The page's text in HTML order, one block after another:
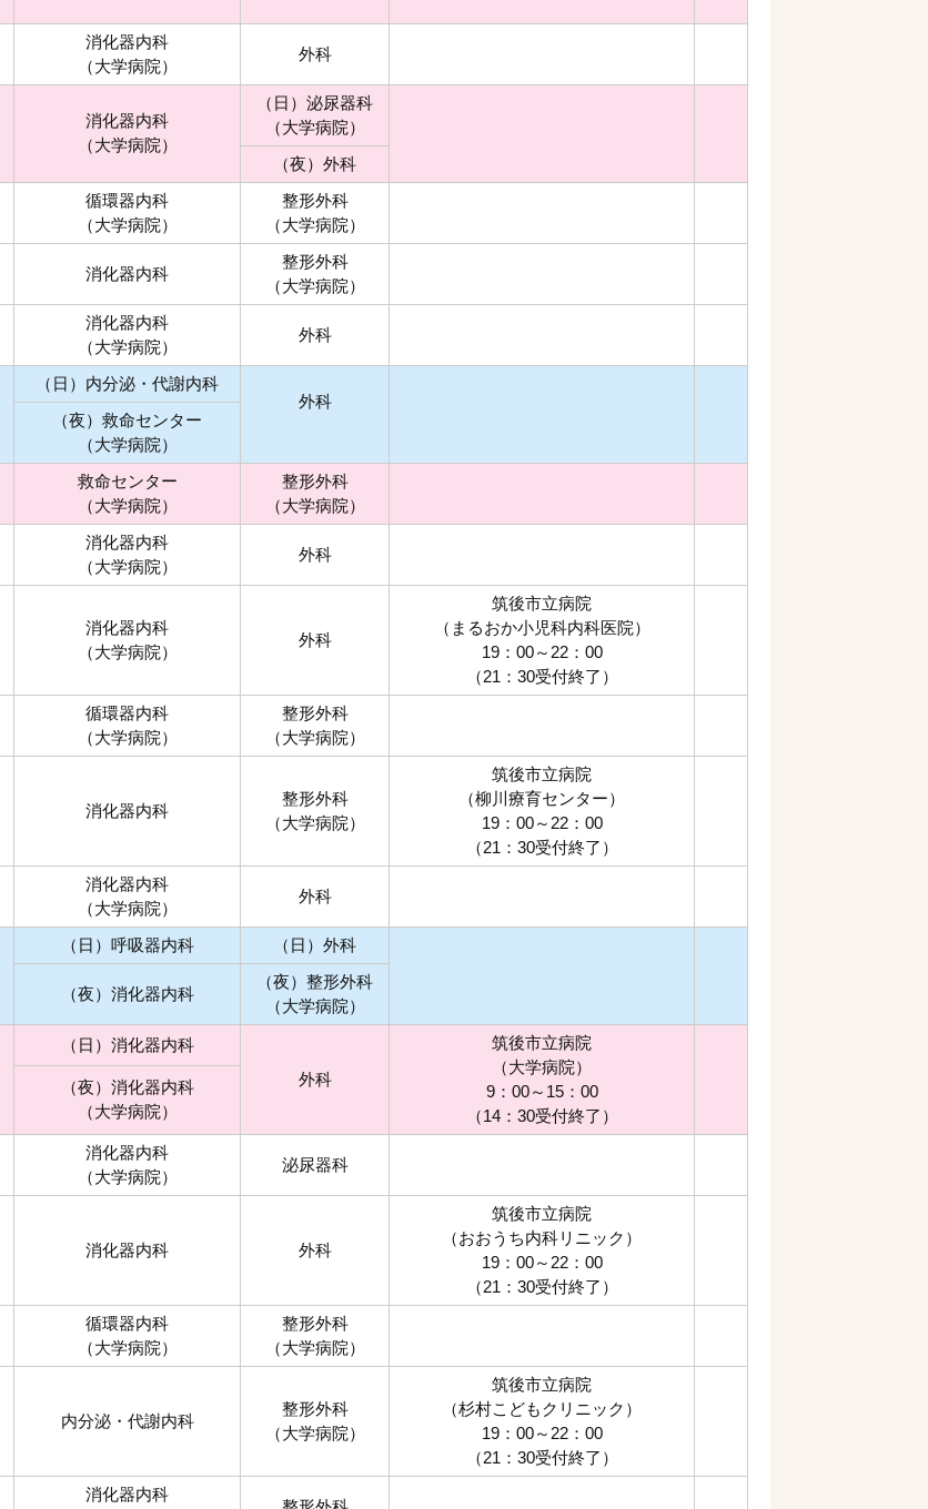
消化器内科
（大学病院）
外科
消化器内科
（大学病院）
（日）泌尿器科
（大学病院）
（夜）外科
循環器内科
（大学病院）
整形外科
（大学病院）
消化器内科
整形外科
（大学病院）
消化器内科
（大学病院）
外科
（日） 内分泌・代謝内科
外科
（夜）救命センター
（大学病院）
救命センター
（大学病院）
整形外科
（大学病院）
消化器内科
（大学病院）
外科
消化器内科
（大学病院）
外科
筑後市立病院
（まるおか小児科内科医院）
19：00～22：00
（21：30受付終了）
循環器内科
（大学病院）
整形外科
（大学病院）
消化器内科
整形外科
（大学病院）
筑後市立病院
（柳川療育センター）
19：00～22：00
（21：30受付終了）
消化器内科
（大学病院）
外科
（日）呼吸器内科 （日）外科
（夜）消化器内科
（夜）整形外科
（大学病院）
（日）消化器内科
外科
筑後市立病院
（大学病院）
9：00～15：00
（14：30受付終了）
（夜）消化器内科
（大学病院）
消化器内科
（大学病院）
泌尿器科
消化器内科 外科
筑後市立病院
（おおうち内科リニック）
19：00～22：00
（21：30受付終了）
循環器内科
（大学病院）
整形外科
（大学病院）
内分泌・代謝内科
整形外科
（大学病院）
筑後市立病院
（杉村こどもクリニック）
19：00～22：00
（21：30受付終了）
消化器内科